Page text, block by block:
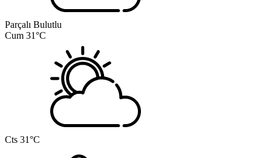
Parçalı Bulutlu
Cum 31°C
Cts 31°C